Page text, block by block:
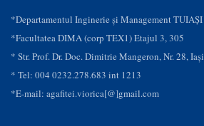
*Departamentul Inginerie și Management TUIAȘI
*Facultatea DIMA (corp TEX1) Etajul 3, 305
* Str. Prof. Dr. Doc. Dimitrie Mangeron, Nr. 28, Iaşi
* Tel: 004 0232.278.683 int 1213
*E-mail: agafitei.viorica[@]gmail.com